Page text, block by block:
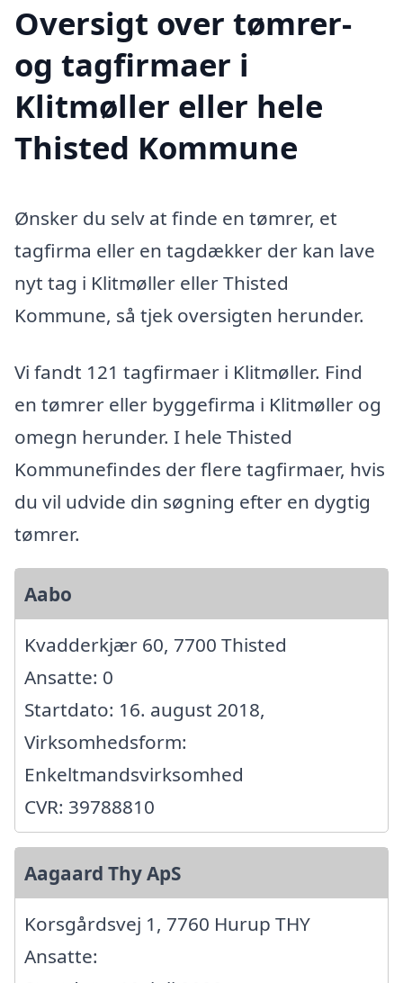
Oversigt over tømrer-
og tagfirmaer i
Klitmøller eller hele
Thisted Kommune
Ønsker du selv at finde en tømrer, et
tagfirma eller en tagdækker der kan lave
nyt tag i Klitmøller eller Thisted
Kommune, så tjek oversigten herunder.
Vi fandt 121 tagfirmaer i Klitmøller. Find
en tømrer eller byggefirma i Klitmøller og
omegn herunder. I hele Thisted
Kommunefindes der flere tagfirmaer, hvis
du vil udvide din søgning efter en dygtig
tømrer.
Aabo
Kvadderkjær 60, 7700 Thisted
Ansatte: 0
Startdato: 16. august 2018,
Virksomhedsform:
Enkeltmandsvirksomhed
CVR: 39788810
Aagaard Thy ApS
Korsgårdsvej 1, 7760 Hurup THY
Ansatte: